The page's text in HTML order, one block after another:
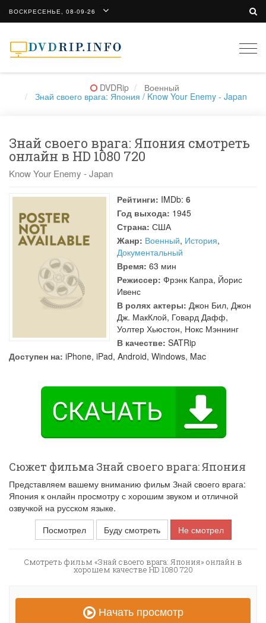
ВОСКРЕСЕНЬЕ, 08-09-26
DVDRip Военный
Знай своего врага: Япония / Know Your Enemy - Japan
Знай своего врага: Япония смотреть
онлайн в HD 1080 720
Know Your Enemy - Japan
Рейтинги: IMDb: 6
Год выхода: 1945
Страна: США
Жанр: Военный, История,
Документальный
Время: 63 мин
Режиссер: Фрэнк Капра, Йорис
Ивенс
В ролях актеры: Джон Бил, Джон
Дж. МакКлой, Говард Дафф,
Уолтер Хьюстон, Нокс Мэннинг
В качестве: SATRip
Доступен на: iPhone, iPad, Android, Windows, Mac
Сюжет фильма Знай своего врага: Япония
Представляем вашему вниманию фильм Знай своего врага:
Япония к онлайн просмотру с хорошим звуком и отличной
озвучкой на русском языке.
Посмотрел
Буду смотреть Не смотрел
Смотреть фильм «Знай своего врага: Япония» онлайн в
хорошем качестве HD 1080 720
Начать просмотр